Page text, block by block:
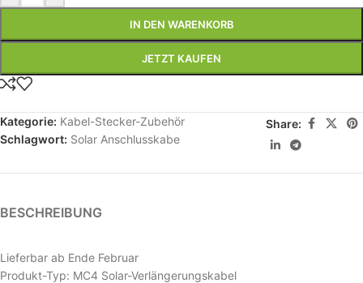
IN DEN WARENKORB
JETZT KAUFEN
Kategorie: Kabel-Stecker-Zubehör
Schlagwort: Solar Anschlusskabe
Share:
BESCHREIBUNG
Lieferbar ab Ende Februar
Produkt-Typ: MC4 Solar-Verlängerungskabel